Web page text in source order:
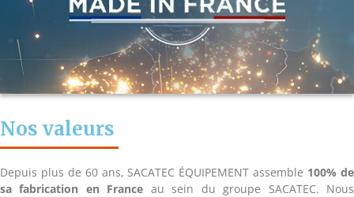
Nos valeurs
Depuis plus de 60 ans, SACATEC ÉQUIPEMENT assemble 100% de
sa fabrication en France au sein du groupe SACATEC. Nous